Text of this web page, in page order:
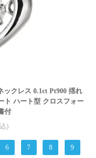
ックレス 0.1ct Pt900 揺れ
ト ハート型 クロスフォー
付
)
6 7 8 9